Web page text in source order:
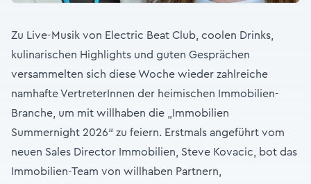
Zu Live-Musik von Electric Beat Club, coolen Drinks,
kulinarischen Highlights und guten Gesprächen
versammelten sich diese Woche wieder zahlreiche
namhafte VertreterInnen der heimischen Immobilien-
Branche, um mit willhaben die „Immobilien
Summernight 2026“ zu feiern. Erstmals angeführt vom
neuen Sales Director Immobilien, Steve Kovacic, bot das
Immobilien-Team von willhaben Partnern,